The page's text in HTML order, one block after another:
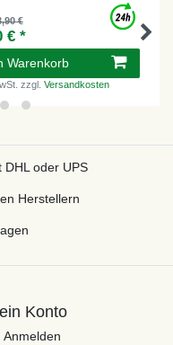
€
€ *
Warenkorb
zzgl. Versandkosten
DHL oder UPS
Herstellern
Konto
Anmelden